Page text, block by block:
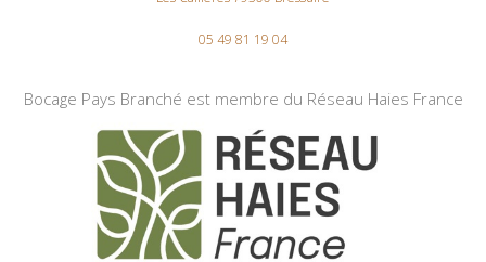
05 49 81 19 04
Bocage Pays Branché est membre du Réseau Haies France